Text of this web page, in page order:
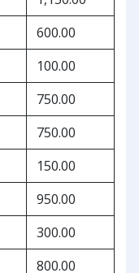
600.00
100.00
750.00
750.00
150.00
950.00
300.00
800.00